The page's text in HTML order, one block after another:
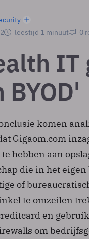
leestijd 1 minuut 0
IT
BYOD'
komen
Gigaom.com
hebben aan
die in het
of
te omzeilen
en
om